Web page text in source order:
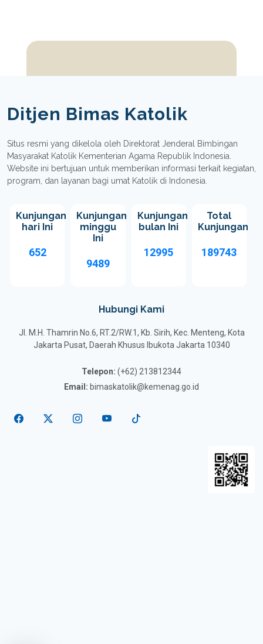
Ditjen Bimas Katolik
Situs resmi yang dikelola oleh Direktorat Jenderal Bimbingan
Masyarakat Katolik Kementerian Agama Republik Indonesia.
Website ini bertujuan untuk memberikan informasi terkait kegiatan,
program, dan layanan bagi umat Katolik di Indonesia.
Kunjungan
hari Ini
652
Kunjungan
minggu
Ini
9489
Kunjungan
bulan Ini
12995
Total
Kunjungan
189743
Hubungi Kami
Jl. M.H. Thamrin No.6, RT.2/RW.1, Kb. Sirih, Kec. Menteng, Kota
Jakarta Pusat, Daerah Khusus Ibukota Jakarta 10340
Telepon: (+62) 213812344
Email: bimaskatolik@kemenag.go.id